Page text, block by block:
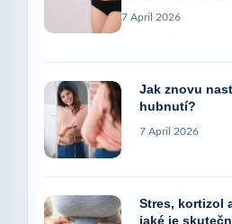
7 April 2026
Jak znovu
hubnutí?
7 April 2026
Stres, kortizol
jaké je